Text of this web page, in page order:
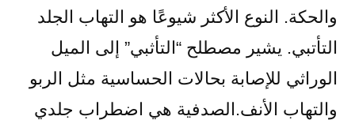
والحكة. النوع الأكثر شيوعًا هو التهاب الجلد
التأتبي. يشير مصطلح “التأثبي” إلى الميل
الوراثي للإصابة بحالات الحساسية مثل الربو
والتهاب الأنف.الصدفية هي اضطراب جلدي